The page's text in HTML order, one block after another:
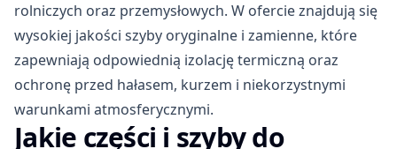
rolniczych oraz przemysłowych. W ofercie znajdują się
wysokiej jakości szyby oryginalne i zamienne, które
zapewniają odpowiednią izolację termiczną oraz
ochronę przed hałasem, kurzem i niekorzystnymi
warunkami atmosferycznymi.
Jakie części i szyby do